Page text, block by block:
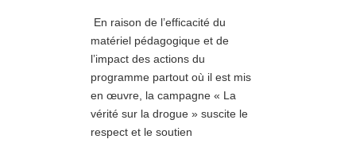
En raison de l’efficacité du
matériel pédagogique et de
l’impact des actions du
programme partout où il est mis
en œuvre, la campagne « La
vérité sur la drogue » suscite le
respect et le soutien